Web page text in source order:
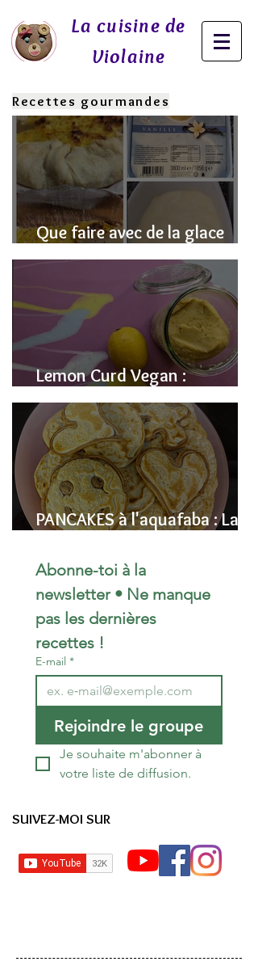
La cuisine de
Violaine
Recettes gourmandes
Que faire avec de la glace
fondue? J'ai la SOLUTION!
Lemon Curd Vegan :
L'alternative saine aux pois
chiches
PANCAKES à l'aquafaba : La
Moelleuse (Sans Œufs)
Abonne-toi à la
newsletter • Ne manque
pas les dernières
recettes !
E-mail *
Rejoindre le groupe
Je souhaite m'abonner à
votre liste de diffusion.
SUIVEZ-MOI SUR